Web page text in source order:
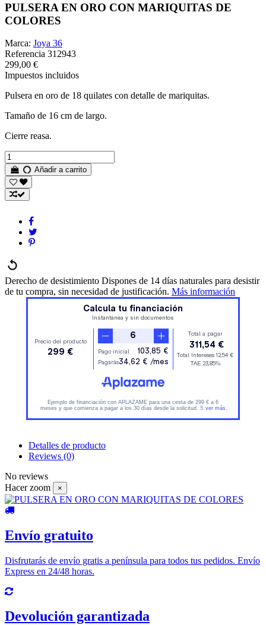
PULSERA EN ORO CON MARIQUITAS DE
COLORES
Marca: Joya 36
Referencia 312943
299,00 €
Impuestos incluidos
Pulsera en oro de 18 quilates con detalle de mariquitas.
Tamaño de 16 cm de largo.
Cierre reasa.
Añadir a carrito
Derecho de desistimiento Dispones de 14 días naturales para desistir
de tu compra, sin necesidad de justificación. Más información
Detalles de producto
Reviews (0)
No reviews
Hacer zoom
×
Envío gratuito
Disfrutarás de envío gratis a península para todos tus pedidos. Envío
Express en 24/48 horas.
Devolución garantizada